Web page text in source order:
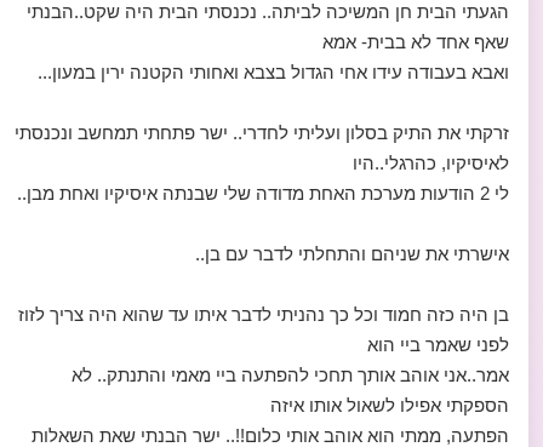
הגעתי הבית חן המשיכה לביתה.. נכנסתי הבית היה שקט..הבנתי
שאף אחד לא בבית- אמא
ואבא בעבודה עידו אחי הגדול בצבא ואחותי הקטנה ירין במעון...
זרקתי את התיק בסלון ועליתי לחדרי.. ישר פתחתי תמחשב ונכנסתי
לאיסיקיו, כהרגלי..היו
לי 2 הודעות מערכת האחת מדודה שלי שבנתה איסיקיו ואחת מבן..
אישרתי את שניהם והתחלתי לדבר עם בן..
בן היה כזה חמוד וכל כך נהניתי לדבר איתו עד שהוא היה צריך לזוז
לפני שאמר ביי הוא
אמר..אני אוהב אותך תחכי להפתעה ביי מאמי והתנתק.. לא
הספקתי אפילו לשאול אותו איזה
הפתעה, ממתי הוא אוהב אותי כלום!!.. ישר הבנתי שאת השאלות